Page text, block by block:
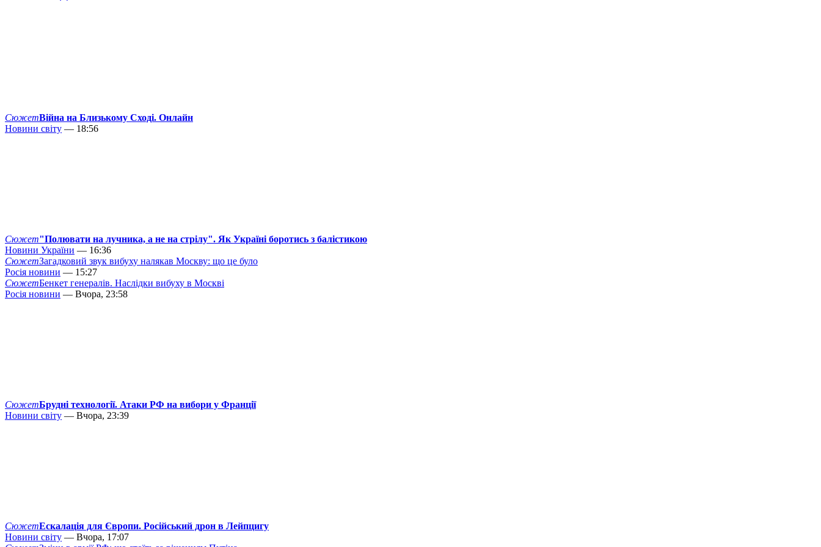
СюжетВійна на Близькому Сході. Онлайн
Новини світу — 18:56
Сюжет"Полювати на лучника, а не на стрілу". Як Україні боротись з балістикою
Новини України — 16:36
СюжетЗагадковий звук вибуху налякав Москву: що це було
Росія новини — 15:27
СюжетБенкет генералів. Наслідки вибуху в Москві
Росія новини — Вчора, 23:58
СюжетБрудні технології. Атаки РФ на вибори у Франції
Новини світу — Вчора, 23:39
СюжетЕскалація для Європи. Російський дрон в Лейпцигу
Новини світу — Вчора, 17:07